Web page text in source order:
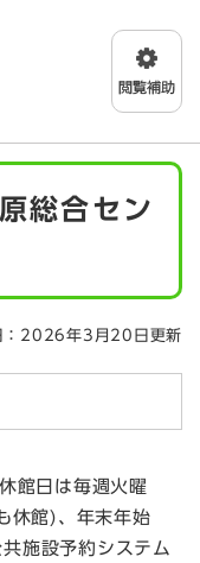
へ
総合セン
：2026年3月20日更新
館日は毎週火曜
休館)、年末年始
施設予約システム